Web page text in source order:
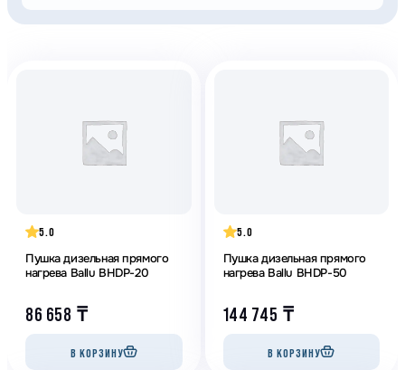
5.0
Пушка дизельная прямого
нагрева Ballu BHDP-20
86 658 ₸
В КОРЗИНУ
5.0
Пушка дизельная прямого
нагрева Ballu BHDP-50
144 745 ₸
В КОРЗИНУ